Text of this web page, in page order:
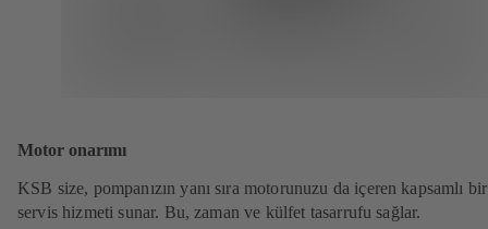
Motor onarımı
KSB size, pompanızın yanı sıra motorunuzu da içeren kapsamlı bir
servis hizmeti sunar. Bu, zaman ve külfet tasarrufu sağlar.